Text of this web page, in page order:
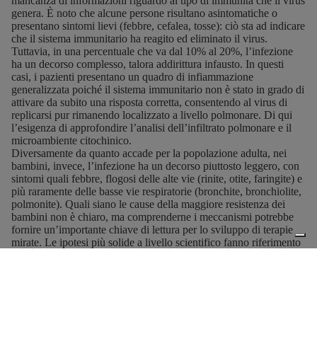
genera. È noto che alcune persone risultano asintomatiche o
presentano sintomi lievi (febbre, cefalea, tosse): ciò sta ad indicare
che il sistema immunitario ha reagito ed eliminato il virus.
Tuttavia, in una percentuale che va dal 10% al 20%, l’infezione
ha un decorso complesso, talora addirittura infausto. In questi
casi, i pazienti presentano un quadro di infiammazione
generalizzata poiché il sistema immunitario non è stato in grado di
attivare da subito una risposta corretta, consentendo al virus di
replicarsi pur rimanendo localizzato a livello polmonare. Di qui
l’esigenza di approfondire l’analisi dell’infiltrato polmonare e il
microambiente citochinico.
Diversamente da quanto accade per la popolazione adulta, nei
bambini, invece, l’infezione ha un decorso piuttosto leggero, con
sintomi quali febbre, flogosi delle alte vie (rinite, otite, faringite) e
più raramente delle basse vie respiratorie (bronchite, bronchiolite,
polmonite). Quali siano le cause della maggiore resistenza dei
bambini non è chiaro, ma comprenderne i meccanismi potrebbe
fornire un’importante chiave di lettura per lo sviluppo di terapie
mirate. Le ipotesi più solide a livello scientifico fanno riferimento